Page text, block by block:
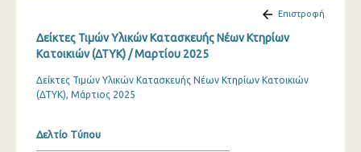
Ιουλίου 2024
Ιουνίου 2024
Μαΐου 2024
Επιστροφή
Δείκτες Τιμών Υλικών Κατασκευής Νέων Κτηρίων
Κατοικιών (ΔΤΥΚ) / Μαρτίου 2025
Δείκτες Τιμών Υλικών Κατασκευής Νέων Κτηρίων Κατοικιών
(ΔΤΥΚ), Μάρτιος 2025
Δελτίο Τύπου